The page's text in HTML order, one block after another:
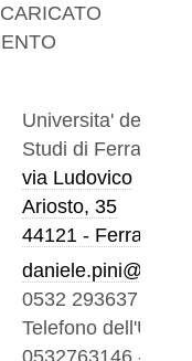
Universita' degli
Studi di Ferrara
via Ludovico
Ariosto, 35
44121 - Ferrara
daniele.pini@unife.it
0532 293637
Telefono dell'Ufficio
0532763146 -